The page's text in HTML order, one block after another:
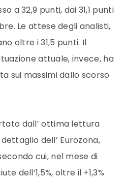
a 32,9 punti, dai 31,1 punti
Le attese degli analisti,
oltre i 31,5 punti. Il
attuale, invece, ha
sui massimi dallo scorso
dall’ ottima lettura
dell’ Eurozona,
cui, nel mese di
dell’1,5%, oltre il +1,3%